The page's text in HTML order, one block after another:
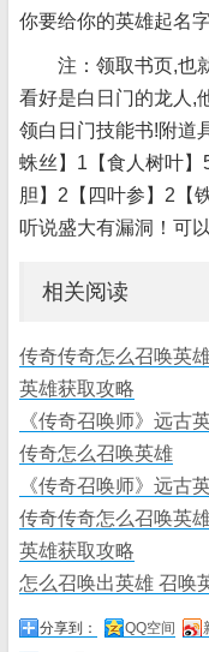
你要给你的英雄起名字
注：领取书页,也
看好是白日门的龙人,
领白日门技能书!附道
蛛丝】1【食人树叶
胆】2【四叶参】2【
听说盛大有漏洞！可
相关阅读
传奇传奇怎么召唤英
英雄获取攻略
《传奇召唤师》远古
传奇怎么召唤英雄
《传奇召唤师》远古
传奇传奇怎么召唤英
英雄获取攻略
怎么召唤出英雄 召唤
分享到： QQ空间